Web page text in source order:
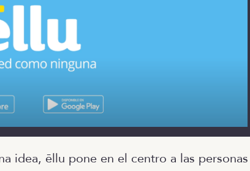
idea, ēllu pone en el centro a las personas